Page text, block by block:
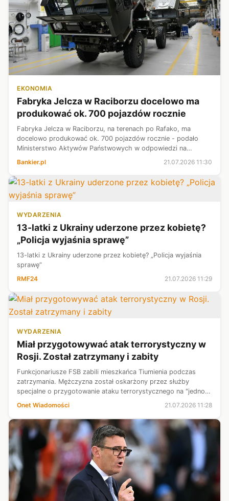
EKONOMIA
Fabryka Jelcza w Raciborzu docelowo ma
produkować ok. 700 pojazdów rocznie
Fabryka Jelcza w Raciborzu, na terenach po Rafako, ma
docelowo produkować ok. 700 pojazdów rocznie - podało
Ministerstwo Aktywów Państwowych w odpowiedzi na
interpelację poselską.
Bankier.pl 21.07.2026 11:30
WYDARZENIA
13-latki z Ukrainy uderzone przez kobietę?
„Policja wyjaśnia sprawę”
13-latki z Ukrainy uderzone przez kobietę? „Policja wyjaśnia
sprawę”
RMF24
21.07.2026 11:29
WYDARZENIA
Miał przygotowywać atak terrorystyczny w
Rosji. Został zatrzymany i zabity
Funkcjonariusze FSB zabili mieszkańca Tiumienia podczas
zatrzymania. Mężczyzna został oskarżony przez służby
specjalne o przygotowanie ataku terrorystycznego na "jedno z
kluczowych przedsiębiorstw na Uralu".
Onet Wiadomości 21.07.2026 11:28